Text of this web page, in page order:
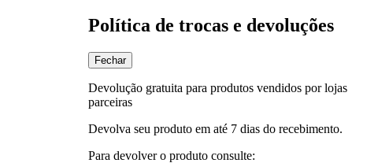
Política de trocas e devoluções
Fechar
Devolução gratuita para produtos vendidos por lojas
parceiras
Devolva seu produto em até 7 dias do recebimento.
Para devolver o produto consulte: